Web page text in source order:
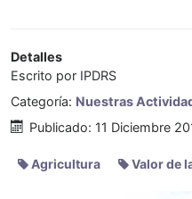
Detalles
Escrito por IPDRS
Categoría: Nuestras
Publicado: 11 Diciembre
Agricultura Valor de